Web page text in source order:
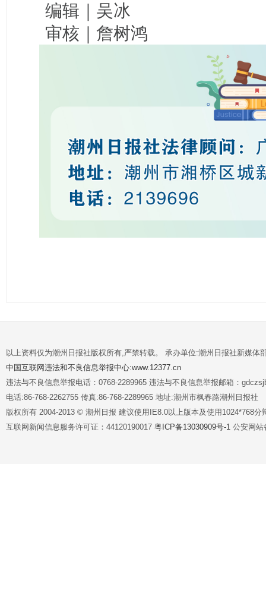
编辑｜吴冰
审核｜詹树鸿
以上资料仅为潮州日报社版权所有,严禁转载。 承办单位:潮州日报社新媒体
中国互联网违法和不良信息举报中心:www.12377.cn
违法与不良信息举报电话：0768-2289965 违法与不良信息举报邮箱：
电话:86-768-2262755 传真:86-768-2289965 地址:潮州市枫春路潮州日报社
版权所有 2004-2013 © 潮州日报 建议使用IE8.0以上版本及使用1024*768分
互联网新闻信息服务许可证：44120190017 粤ICP备13030909号-1 公安网站